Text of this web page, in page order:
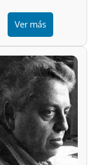
Ver más